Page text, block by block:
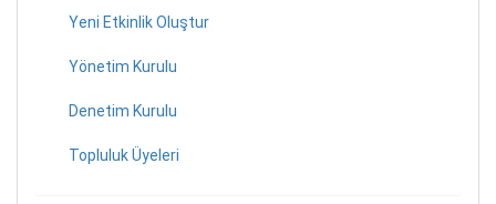
Yeni Etkinlik Oluştur
Yönetim Kurulu
Denetim Kurulu
Topluluk Üyeleri